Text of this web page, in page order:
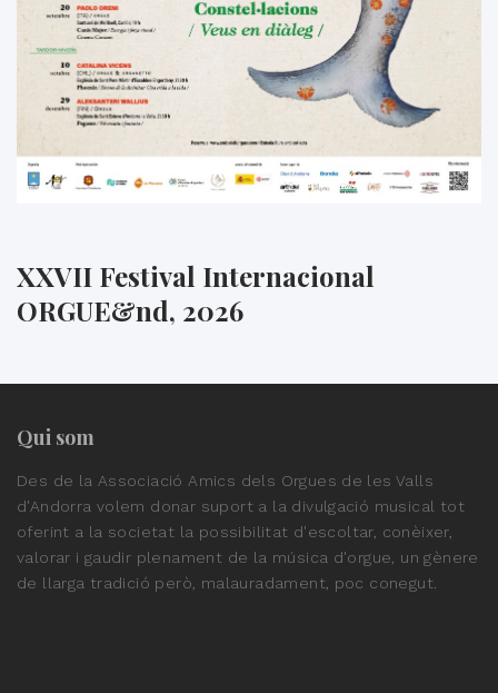
XXVII Festival Internacional
ORGUE&nd, 2026
Qui som
Des de la Associació Amics dels Orgues de les Valls
d'Andorra volem donar suport a la divulgació musical tot
oferint a la societat la possibilitat d'escoltar, conèixer,
valorar i gaudir plenament de la música d'orgue, un gènere
de llarga tradició però, malauradament, poc conegut.